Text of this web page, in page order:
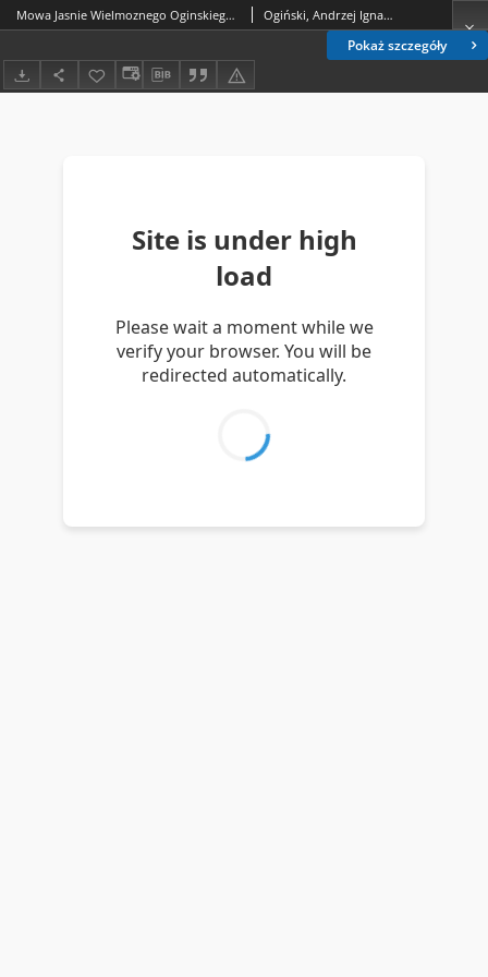
Pokaż szczegóły
Mowa Jasnie Wielmoznego Oginskiego Sekretarza W. Wielkiego Xięstwa Litewskiego, Marszałka Generalney Konfederacyi Y Seymowego. Die 26. Augusti 1776. Miana Ogiński, Andrzej Ignacy (1739/1740-1787)